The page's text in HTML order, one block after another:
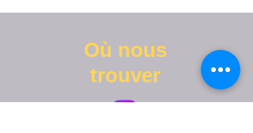
Où nous
trouver